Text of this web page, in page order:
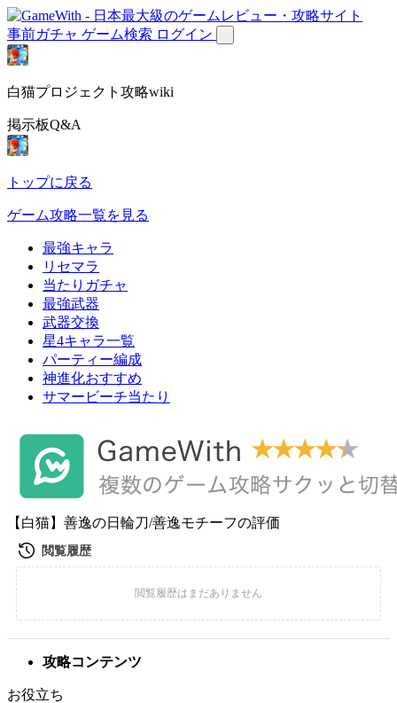
事前ガチャ ゲーム検索 ログイン
白猫プロジェクト攻略wiki
掲示板Q&A
トップに戻る
ゲーム攻略一覧を見る
最強キャラ
リセマラ
当たりガチャ
最強武器
武器交換
星4キャラ一覧
パーティー編成
神進化おすすめ
サマービーチ当たり
【白猫】善逸の日輪刀/善逸モチーフの評価
攻略コンテンツ
お役立ち